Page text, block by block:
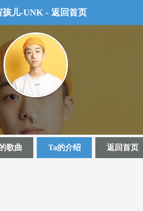
孩儿-UNK - 返回首页
歌曲 Ta的介绍 返回首页